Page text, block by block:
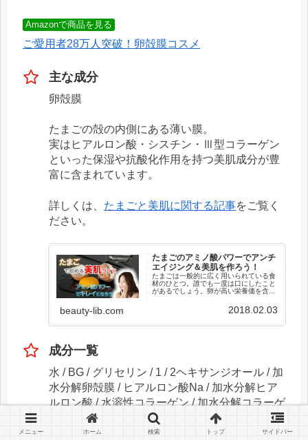
Amazonで商品を見る
ご愛用者28万人突破！卵殻膜コスメ
主な成分
卵殻膜
たまごの殻の内側にある薄い膜。
実はヒアルロン酸・シスチン・Ⅲ型コラーゲン
といった保湿や抗酸化作用を持つ美肌成分が豊
富に含まれています。
詳しくは、 たまごと美肌に関する記事をご覧く
ださい。
たまごのアミノ酸パワーでアンチ
エイジング＆美肌を作ろう！
たまごは一般的に広く用いられている食
材のひとつ。誰でも一度は口にしたこと
があるでしょう。卵が高い栄養価を含む
ていた話です。そのため、基本的には健
康に良い影響を与えることは触れる必要
beauty-lib.com 2018.02.03
成分一覧
水 / BG / グリセリン / 1 / 2ヘキサンジオール / 加
水分解卵殻膜 / ヒアルロン酸Na / 加水分解ヒア
ルロン酸 / 水溶性コラーゲン / 加水分解コラーゲ
ン / ヒドロキシエチルセルロース / グリチルリチ
ン酸2k / アラントイン / クエン酸Na / フェノキ
メニュー ホーム 検索 トップ サイドバー